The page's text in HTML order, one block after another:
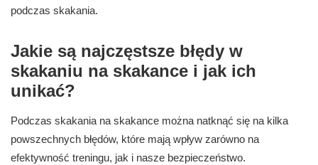
podczas skakania.
Jakie są najczęstsze błędy w
skakaniu na skakance i jak ich
unikać?
Podczas skakania na skakance można natknąć się na kilka
powszechnych błędów, które mają wpływ zarówno na
efektywność treningu, jak i nasze bezpieczeństwo.